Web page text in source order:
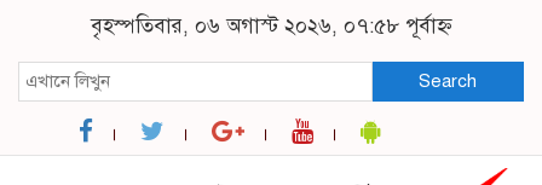
বৃহস্পতিবার, ০৬ অগাস্ট ২০২৬, ০৭:৫৮ পূর্বাহ্ন
Search